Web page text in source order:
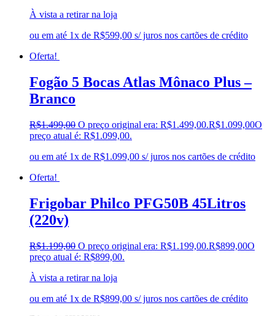
À vista a retirar na loja
ou em até 1x de R$599,00 s/ juros nos cartões de crédito
Oferta!
Fogão 5 Bocas Atlas Mônaco Plus –
Branco
R$1.499,00 O preço original era: R$1.499,00.R$1.099,00O
preço atual é: R$1.099,00.
ou em até 1x de R$1.099,00 s/ juros nos cartões de crédito
Oferta!
Frigobar Philco PFG50B 45Litros
(220v)
R$1.199,00 O preço original era: R$1.199,00.R$899,00O
preço atual é: R$899,00.
À vista a retirar na loja
ou em até 1x de R$899,00 s/ juros nos cartões de crédito